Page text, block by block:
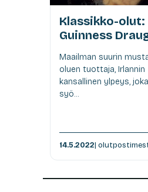
Klassikko-olut:
Guinness
Maailman suurin
oluen tuottaja, Irlannin
kansallinen ylpeys, joka
syö...
14.5.2022|